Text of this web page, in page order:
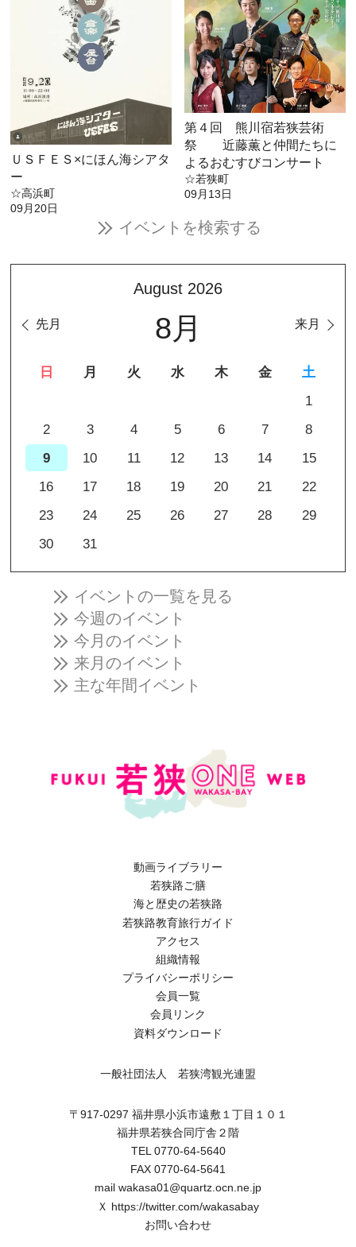
ＵＳＦＥＳ×にほん海シアタ
ー
☆高浜町
09月20日
第４回 熊川宿若狭芸術
祭 近藤薫と仲間たちに
よるおむすびコンサート
☆若狭町
09月13日
イベントを検索する
August 2026
先月 8月 来月
日 月 火 水 木 金
土
1
2
3 4 5 6 7
8
9
10 11 12 13 14
15
16
17 18 19 20 21
22
23
24 25 26 27 28
29
30
31
イベントの一覧を見る
今週のイベント
今月のイベント
来月のイベント
主な年間イベント
動画ライブラリー
若狭路ご膳
海と歴史の若狭路
若狭路教育旅行ガイド
アクセス
組織情報
プライバシーポリシー
会員一覧
会員リンク
資料ダウンロード
一般社団法人 若狭湾観光連盟
〒917-0297 福井県小浜市遠敷１丁目１０１
福井県若狭合同庁舎２階
TEL 0770-64-5640
FAX 0770-64-5641
mail wakasa01@quartz.ocn.ne.jp
Ｘ https://twitter.com/wakasabay
お問い合わせ